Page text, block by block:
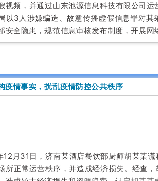
视频，并通过山东池源信息科技有限公司
以3人涉嫌编造、故意传播虚假信息罪对
安全隐患，规范信息审核发布制度，开展网
疫情事实，扰乱疫情防控公共秩序
12月31日，济南某酒店餐饮部厨师胡某某
所正常运营秩序，并造成经济损失。经查